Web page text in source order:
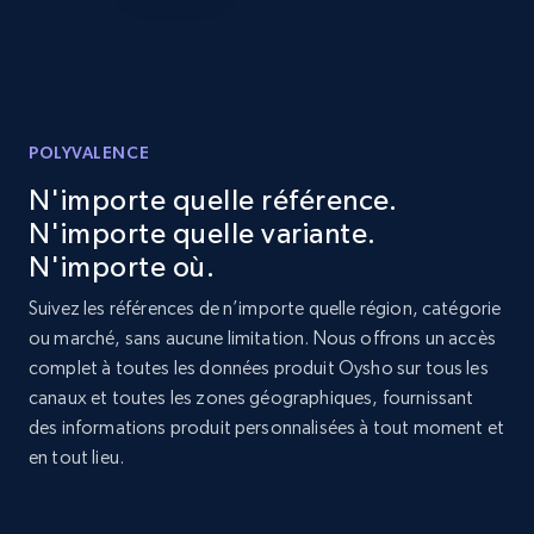
Etsy - Collect data on products using
specified keywords
URL, Product id, Listing inventory id, Title, Rating,
Reviews count shop, Reviews count item, Initial
price, and more.
1.9K+ 323+ Commencer
POLYVALENCE
N'importe quelle référence.
N'importe quelle variante.
N'importe où.
Suivez les références de n’importe quelle région, catégorie
ou marché, sans aucune limitation. Nous offrons un accès
complet à toutes les données produit Oysho sur tous les
canaux et toutes les zones géographiques, fournissant
des informations produit personnalisées à tout moment et
en tout lieu.